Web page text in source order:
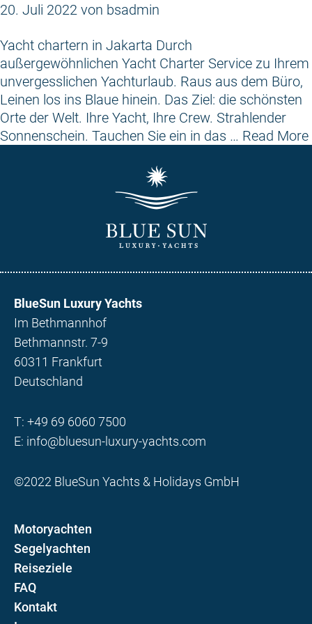
20. Juli 2022 von bsadmin
Yacht chartern in Jakarta Durch
außergewöhnlichen Yacht Charter Service zu Ihrem
unvergesslichen Yachturlaub. Raus aus dem Büro,
Leinen los ins Blaue hinein. Das Ziel: die schönsten
Orte der Welt. Ihre Yacht, Ihre Crew. Strahlender
Sonnenschein. Tauchen Sie ein in das … Read More
BlueSun Luxury Yachts
Im Bethmannhof
Bethmannstr. 7-9
60311 Frankfurt
Deutschland
T: +49 69 6060 7500
E: info@bluesun-luxury-yachts.com
©2022 BlueSun Yachts & Holidays GmbH
Motoryachten
Segelyachten
Reiseziele
FAQ
Kontakt